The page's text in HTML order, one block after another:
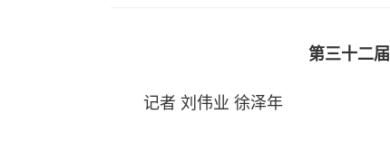
第三十二
记者 刘伟业 徐泽年